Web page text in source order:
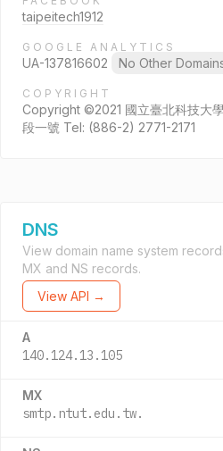
taipeitech1912
GOOGLE ANALYTICS
UA-137816602 No Other
COPYRIGHT
Copyright ©2021 國立臺北科技大
段一號 Tel: (886-2) 2771-2171
DNS
View domain name system
MX and NS records.
View API →
A
140.124.13.105
MX
smtp.ntut.edu.tw.